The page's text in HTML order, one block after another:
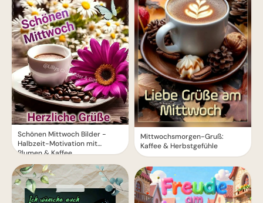
Schönen Mittwoch Bilder -
Halbzeit-Motivation mit
Blumen & Kaffee
Mittwochsmorgen-Gruß:
Kaffee & Herbstgefühle